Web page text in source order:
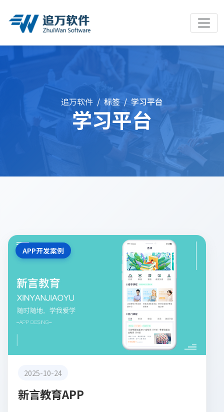
追万软件 标签 学习平台
学习平台
APP开发案例
2025-10-24
新言教育APP